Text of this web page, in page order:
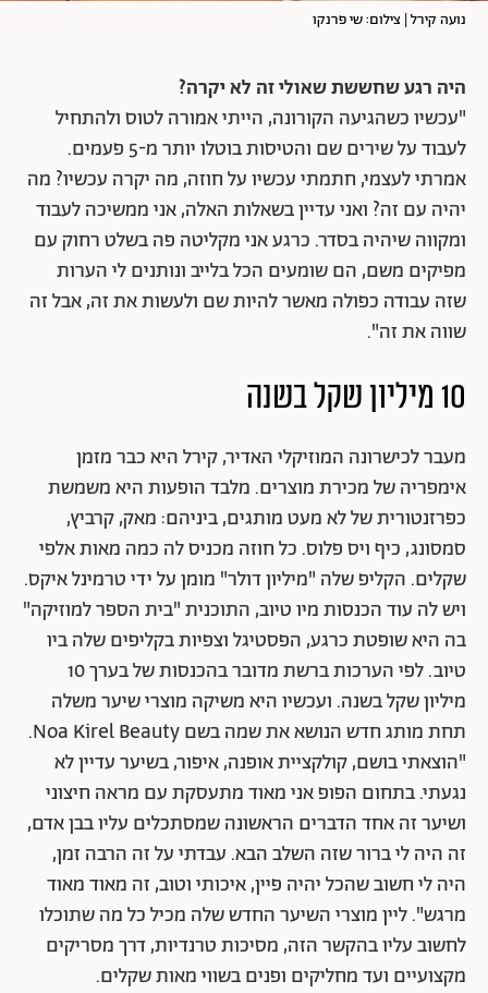
נועה קירל | צילום: שי פרנקו
היה רגע שחששת שאולי זה לא יקרה?
"עכשיו כשהגיעה הקורונה, הייתי אמורה לטוס ולהתחיל
לעבוד על שירים שם והטיסות בוטלו יותר מ-5 פעמים.
אמרתי לעצמי, חתמתי עכשיו על חוזה, מה יקרה עכשיו? מה
יהיה עם זה? ואני עדיין בשאלות האלה, אני ממשיכה לעבוד
ומקווה שיהיה בסדר. כרגע אני מקליטה פה בשלט רחוק עם
מפיקים משם, הם שומעים הכל בלייב ונותנים לי הערות
שזה עבודה כפולה מאשר להיות שם ולעשות את זה, אבל זה
שווה את זה".
10 מיליון שקל בשנה
מעבר לכישרונה המוזיקלי האדיר, קירל היא כבר מזמן
אימפריה של מכירת מוצרים. מלבד הופעות היא משמשת
כפרזנטורית של לא מעט מותגים, ביניהם: מאק, קרביץ,
סמסונג, כיף ויס פלוס. כל חוזה מכניס לה כמה מאות אלפי
שקלים. הקליפ שלה "מיליון דולר" מומן על ידי טרמינל איקס.
ויש לה עוד הכנסות מיו טיוב, התוכנית "בית הספר למוזיקה"
בה היא שופטת כרגע, הפסטיגל וצפיות בקליפים שלה ביו
טיוב. לפי הערכות ברשת מדובר בהכנסות של בערך 10
מיליון שקל בשנה. ועכשיו היא משיקה מוצרי שיער משלה
תחת מותג חדש הנושא את שמה בשם Noa Kirel Beauty.
"הוצאתי בושם, קולקציית אופנה, איפור, בשיער עדיין לא
נגעתי. בתחום הפופ אני מאוד מתעסקת עם מראה חיצוני
ושיער זה אחד הדברים הראשונה שמסתכלים עליו בבן אדם,
זה היה לי ברור שזה השלב הבא. עבדתי על זה הרבה זמן,
היה לי חשוב שהכל יהיה פיין, איכותי וטוב, זה מאוד מאוד
מרגש". ליין מוצרי השיער החדש שלה מכיל כל מה שתוכלו
לחשוב עליו בהקשר הזה, מסיכות טרנדיות, דרך מסריקים
מקצועיים ועד מחליקים ופנים בשווי מאות שקלים.